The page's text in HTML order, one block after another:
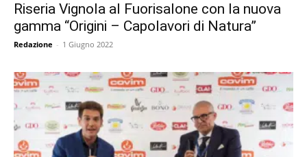
Riseria Vignola al Fuorisalone con la nuova
gamma “Origini – Capolavori di Natura”
Redazione - 1 Giugno 2022